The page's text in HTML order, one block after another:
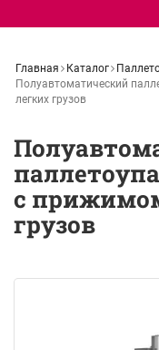
Главная Каталог
Полуавтоматический
легких грузов
с
грузов